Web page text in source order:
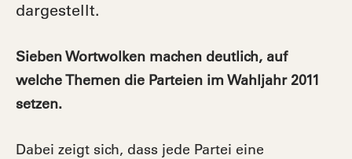
dargestellt.
Sieben Wortwolken machen deutlich, auf
welche Themen die Parteien im Wahljahr 2011
setzen.
Dabei zeigt sich, dass jede Partei eine